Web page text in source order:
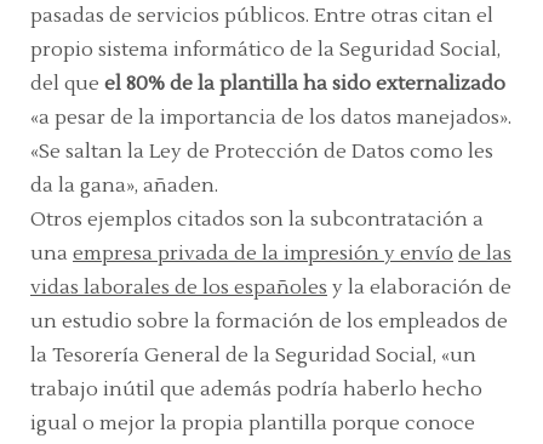
pasadas de servicios públicos. Entre otras citan el
propio sistema informático de la Seguridad Social,
del que el 80% de la plantilla ha sido externalizado
«a pesar de la importancia de los datos manejados».
«Se saltan la Ley de Protección de Datos como les
da la gana», añaden.
Otros ejemplos citados son la subcontratación a
una empresa privada de la impresión y envío de las
vidas laborales de los españoles y la elaboración de
un estudio sobre la formación de los empleados de
la Tesorería General de la Seguridad Social, «un
trabajo inútil que además podría haberlo hecho
igual o mejor la propia plantilla porque conoce